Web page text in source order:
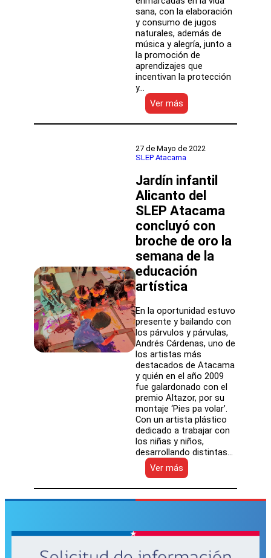
sana, con la elaboración
y consumo de jugos
naturales, además de
música y alegría, junto a
la promoción de
aprendizajes que
incentivan la protección
y…
Ver más
Jardín
Infantil
del
SLEP
obtuvo
´Nivel
de
Excelencia
´
y
recibió
certificación
ambiental
27 de Mayo de 2022
SLEP Atacama
Jardín infantil
Alicanto del
SLEP Atacama
concluyó con
broche de oro la
semana de la
educación
artística
En la oportunidad estuvo
presente y bailando con
los párvulos y párvulas,
Andrés Cárdenas, uno de
los artistas más
destacados de Atacama
y quién en el año 2009
fue galardonado con el
premio Altazor, por su
montaje ‘Pies pa volar’.
Con un artista plástico
dedicado a trabajar con
los niñas y niños,
desarrollando distintas…
Ver más
Jardín
infantil
Alicanto
Atacama
con